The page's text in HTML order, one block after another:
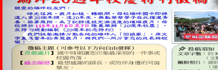
淨零綠生活教案入校路